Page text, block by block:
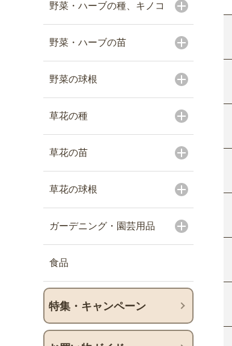
野菜・ハーブの種、キノコ
野菜・ハーブの苗
野菜の球根
草花の種
草花の苗
草花の球根
ガーデニング・園芸用品
食品
特集・キャンペーン